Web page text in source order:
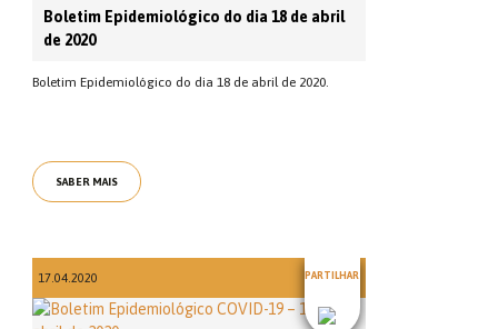
Boletim Epidemiológico do dia 18 de abril
de 2020
Boletim Epidemiológico do dia 18 de abril de 2020.
SABER MAIS
17.04.2020 PARTILHAR